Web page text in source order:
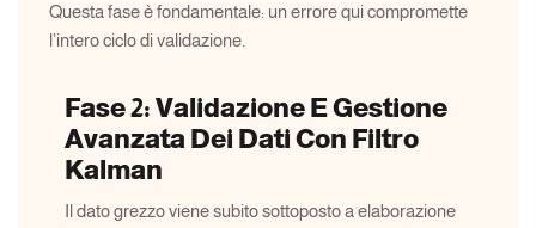
Questa fase è fondamentale: un errore qui compromette
l’intero ciclo di validazione.
Fase 2: Validazione E Gestione
Avanzata Dei Dati Con Filtro
Kalman
Il dato grezzo viene subito sottoposto a elaborazione